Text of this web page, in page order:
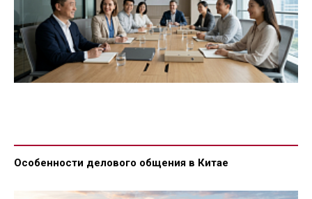
Особенности делового общения в Китае